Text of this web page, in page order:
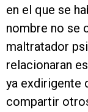
en el que se
nombre no se
maltratador
relacionaran
ya exdirigente
compartir